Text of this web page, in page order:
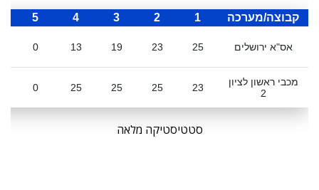
קבוצה/מערכה 1
2
3
4
5
אס"א ירושלים 25
23
19
13
0
מכבי ראשון לציון
2
23
25
25
25
0
סטטיסטיקה מלאה